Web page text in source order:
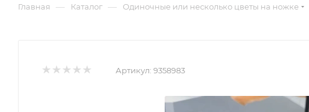
Главная — Каталог — Одиночные или несколько цветы на ножке
Артикул: 9358983